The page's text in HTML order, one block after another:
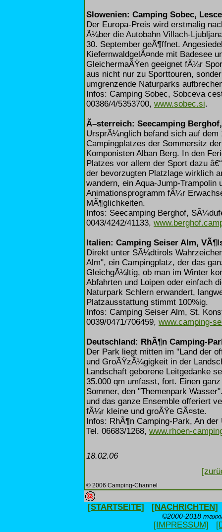
Slowenien: Camping Sobec, Lesce
Der Europa-Preis wird erstmalig
Ã¼ber die Autobahn Villach-
30. September geÃ¶ffnet.
KiefernwaldgelÃ¤nde mit Badesee
GleichermaÃŸen geeignet fÃ¼r
aus nicht nur zu Sporttouren,
umgrenzende Naturparks
Infos: Camping Sobec, Sobceva
00386/4/5353700, www.sobec.si.
Ã–sterreich: Seecamping
UrsprÃ¼nglich befand sich auf dem
Campingplatzes der Sommersitz
Komponisten Alban Berg. In den
Platzes vor allem der Sport dazu
der bevorzugten Platzlage wirklich
wandern, ein Aqua-Jump-Trampolin
Animationsprogramm fÃ¼r
MÃ¶glichkeiten.
Infos: Seecamping Berghof,
0043/4242/41133,
Italien: Camping Seiser Alm,
Direkt unter SÃ¼dtirols
Alm", ein Campingplatz, der das
GleichgÃ¼ltig, ob man im Winter
Abfahrten und Loipen oder einfach
Naturpark Schlern erwandert,
Platzausstattung stimmt 100%ig.
Infos: Camping Seiser Alm, St.
0039/0471/706459, www.camping-
Deutschland: RhÃ¶n Camping-
Der Park liegt mitten im "Land der
und GroÃŸzÃ¼gigkeit in der
Landschaft geborene Leitgedanke
35.000 qm umfasst, fort. Einen
Sommer, den "Themenpark
und das ganze Ensemble offeriert
fÃ¼r kleine und groÃŸe GÃ¤ste.
Infos: RhÃ¶n Camping-Park, An
Tel. 06683/1268, www.rhoen-
18.02.06
© 2006 Camping-Channel
[STARTSEITE] [NACHRICHTEN]
©2000-2018
[IMPRESSUM]